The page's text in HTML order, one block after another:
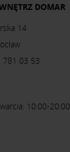
DOMAR
14
781 03 53
10:00-20:00